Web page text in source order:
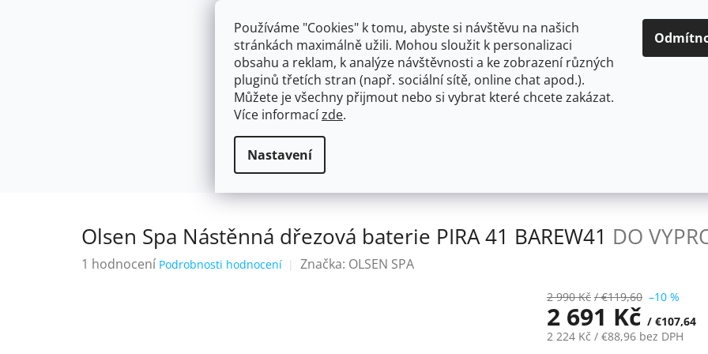
Používáme "Cookies" k tomu, abyste si návštěvu na našich
stránkách maximálně užili. Mohou sloužit k personalizaci
obsahu a reklam, k analýze návštěvnosti a ke zobrazení různých
pluginů třetích stran (např. sociální sítě, online chat apod.).
Můžete je všechny přijmout nebo si vybrat které chcete zakázat.
Více informacízde.
Nastavení
HLEDAT
NÁSTĚNNÉ 150/100MM SE SPRCHOU
Nástěnné 150/100mm ROZTEČ 150 mm
Olsen Spa Nástěnná dřezová baterie PIRA 41 BAREW41 DO
Průměrné
1 hodnocení Podrobnosti hodnocení Značka: OLSEN SPA
2 990 Kč / €119,60 –10 %
2 691 Kč / €107,64
2 224 Kč / €88,96 bez DPH